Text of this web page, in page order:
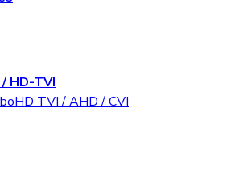
HD-TVI
TVI / AHD / CVI